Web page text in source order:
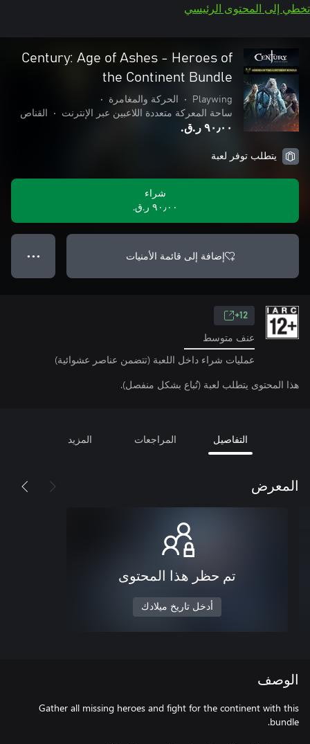
تخطي إلى المحتوى الرئيسي
Century: Age of Ashes - Heroes of
the Continent Bundle
Playwing
• الحركة والمغامرة
•
ساحة المعركة متعددة اللاعبين عبر الإنترنت
• القناص
٩٠٫٠٠ ر.ق.‏
يتطلب توفر لعبة
شراء
٩٠٫٠٠ ر.ق.‏
إضافة إلى قائمة الأمنيات ● ● ●
12+
عنف متوسط
عمليات شراء داخل اللعبة (تتضمن عناصر عشوائية)
هذا المحتوى يتطلب لعبة (تُباع بشكل منفصل).
التفاصيل المراجعات المزيد
المعرض
تم حظر هذا المحتوى
أدخل تاريخ ميلادك
الوصف
Gather all missing heroes and fight for the continent with this